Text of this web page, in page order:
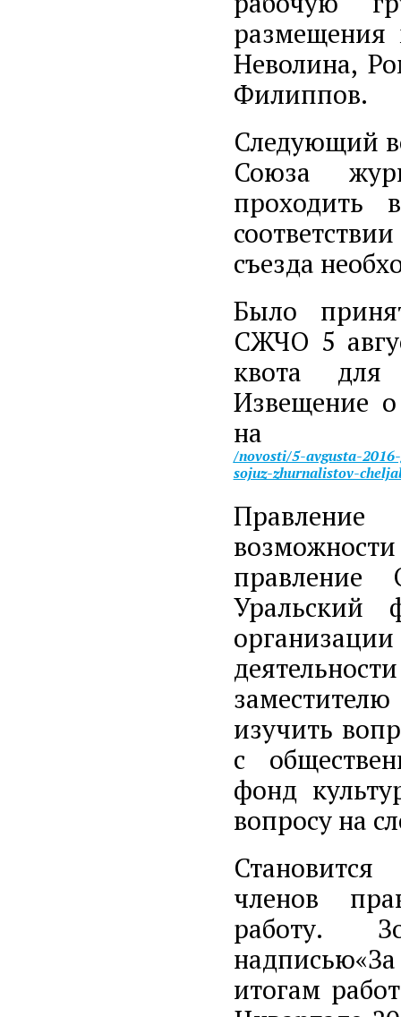
размещения
Неволина,
Филиппов.
Следующий
Союза
проходить
съезда
Было
СЖЧО 5
квота для
Извещение
на
/novosti/5-avgusta-
sojuz-zhurnalistov-
правление
Уральский
изучить
с
фонд
вопросу на
членов
работу.
итогам